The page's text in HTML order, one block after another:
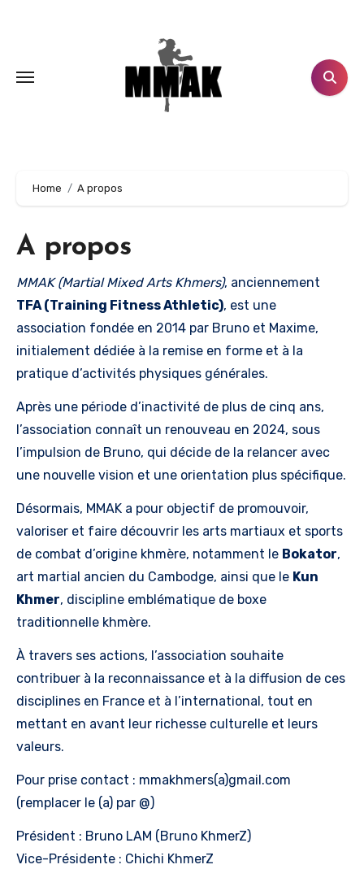
principal
Home A propos
A propos
MMAK (Martial Mixed Arts Khmers), anciennement
TFA (Training Fitness Athletic), est une
association fondée en 2014 par Bruno et Maxime,
initialement dédiée à la remise en forme et à la
pratique d’activités physiques générales.
Après une période d’inactivité de plus de cinq ans,
l’association connaît un renouveau en 2024, sous
l’impulsion de Bruno, qui décide de la relancer avec
une nouvelle vision et une orientation plus spécifique.
Désormais, MMAK a pour objectif de promouvoir,
valoriser et faire découvrir les arts martiaux et sports
de combat d’origine khmère, notamment le Bokator,
art martial ancien du Cambodge, ainsi que le Kun
Khmer, discipline emblématique de boxe
traditionnelle khmère.
À travers ses actions, l’association souhaite
contribuer à la reconnaissance et à la diffusion de ces
disciplines en France et à l’international, tout en
mettant en avant leur richesse culturelle et leurs
valeurs.
Pour prise contact : mmakhmers(a)gmail.com
(remplacer le (a) par @)
Président : Bruno LAM (Bruno KhmerZ)
Vice-Présidente : Chichi KhmerZ